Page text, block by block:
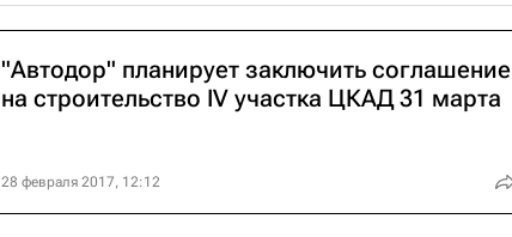
"Автодор" планирует заключить соглашение
на строительство IV участка ЦКАД 31 марта
28 февраля 2017, 12:12